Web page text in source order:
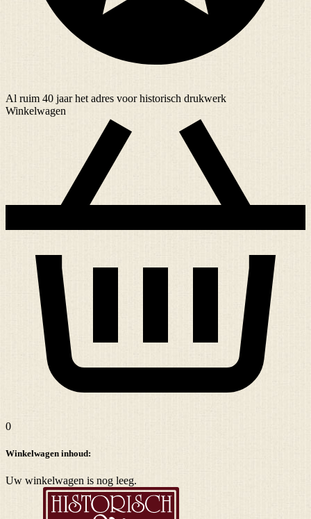
Al ruim 40 jaarhet adres voor historisch drukwerk
Winkelwagen
0
Winkelwagen inhoud:
Uw winkelwagen is nog leeg.